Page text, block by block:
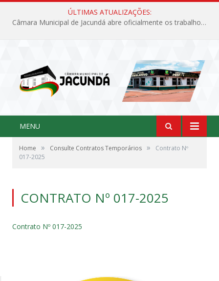
ÚLTIMAS ATUALIZAÇÕES:
Câmara Municipal de Jacundá abre oficialmente os trabalhos legislativos de 2026
MENU
Home » Consulte Contratos Temporários »
Contrato Nº
017-2025
CONTRATO Nº 017-2025
Contrato Nº 017-2025